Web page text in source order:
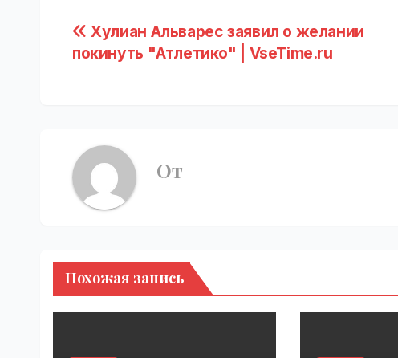
Навигация
по
Хулиан Альварес заявил о желании
покинуть "Атлетико" | VseTime.ru
От
Похожая запись